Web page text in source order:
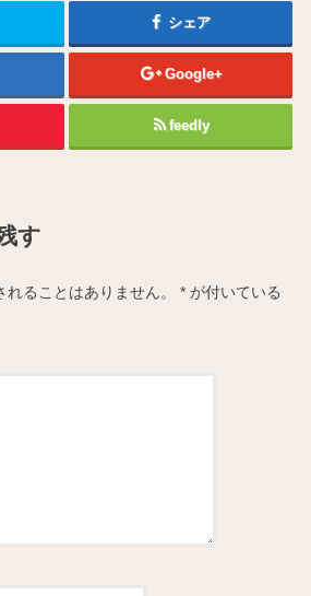
シェア
Google+
feedly
す
ることはありません。 * が付いている